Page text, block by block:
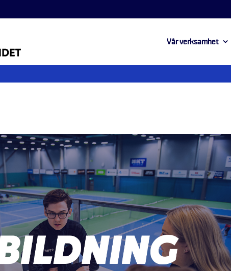
Vår verksamhet